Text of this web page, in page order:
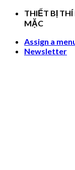
Skip
THIẾT BỊ
MẶC
Assign a
Newsletter